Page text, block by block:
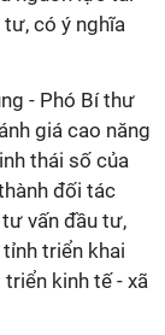
có ý nghĩa
- Phó Bí thư
giá cao năng
thái số của
đối tác
vấn đầu tư,
triển khai
kinh tế - xã